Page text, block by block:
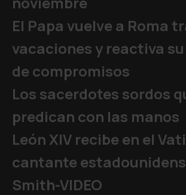
El Papa vuelve a Roma
vacaciones y reactiva
de compromisos
Los sacerdotes sordos
predican con las manos
León XIV recibe en el
cantante
Smith-VIDEO